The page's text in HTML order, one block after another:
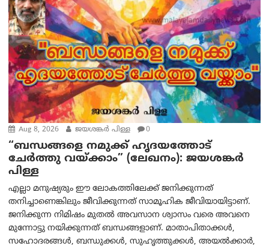
Aug 8, 2026 ജയശങ്കര്‍ പിള്ള 0
“ബന്ധങ്ങളെ നമുക്ക് ഹൃദയത്തോട്
ചേർത്തു വയ്ക്കാം” (ലേഖനം): ജയശങ്കര്‍
പിള്ള
എല്ലാ മനുഷ്യരും ഈ ലോകത്തിലേക്ക് ജനിക്കുന്നത്
തനിച്ചാണെങ്കിലും ജീവിക്കുന്നത് സാമൂഹിക ജീവിയായിട്ടാണ്.
ജനിക്കുന്ന നിമിഷം മുതൽ അവസാന ശ്വാസം വരെ അവനെ
മുന്നോട്ടു നയിക്കുന്നത് ബന്ധങ്ങളാണ്. മാതാപിതാക്കൾ,
സഹോദരങ്ങൾ, ബന്ധുക്കൾ, സുഹൃത്തുക്കൾ, അയൽക്കാർ,